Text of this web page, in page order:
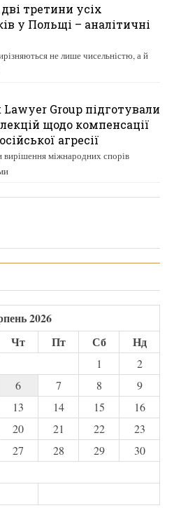
третини усіх
у Польщі – аналітичні
не лише чисельністю, а й
Group підготували
щодо компенсації
агресії
вирішення міжнародних спорів
2026
Чт Пт Сб Нд
1
2
6 7 8
9
13 14 15
16
20 21 22
23
27 28 29
30